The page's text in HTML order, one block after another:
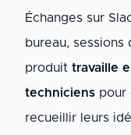
Échanges sur
bureau, sessions
produit travaille
techniciens pour
recueillir leurs